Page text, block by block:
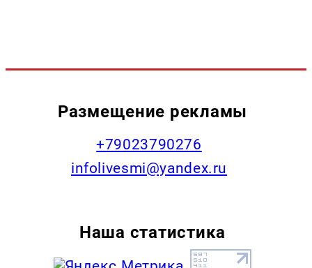
Размещение рекламы
+79023790276
infolivesmi@yandex.ru
Наша статистика